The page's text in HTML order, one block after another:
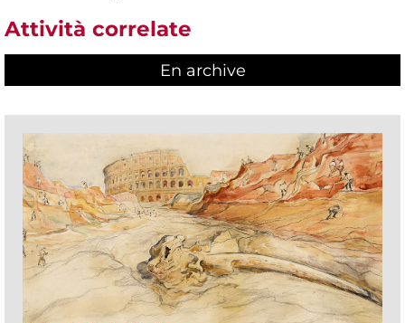
Attività correlate
En archive